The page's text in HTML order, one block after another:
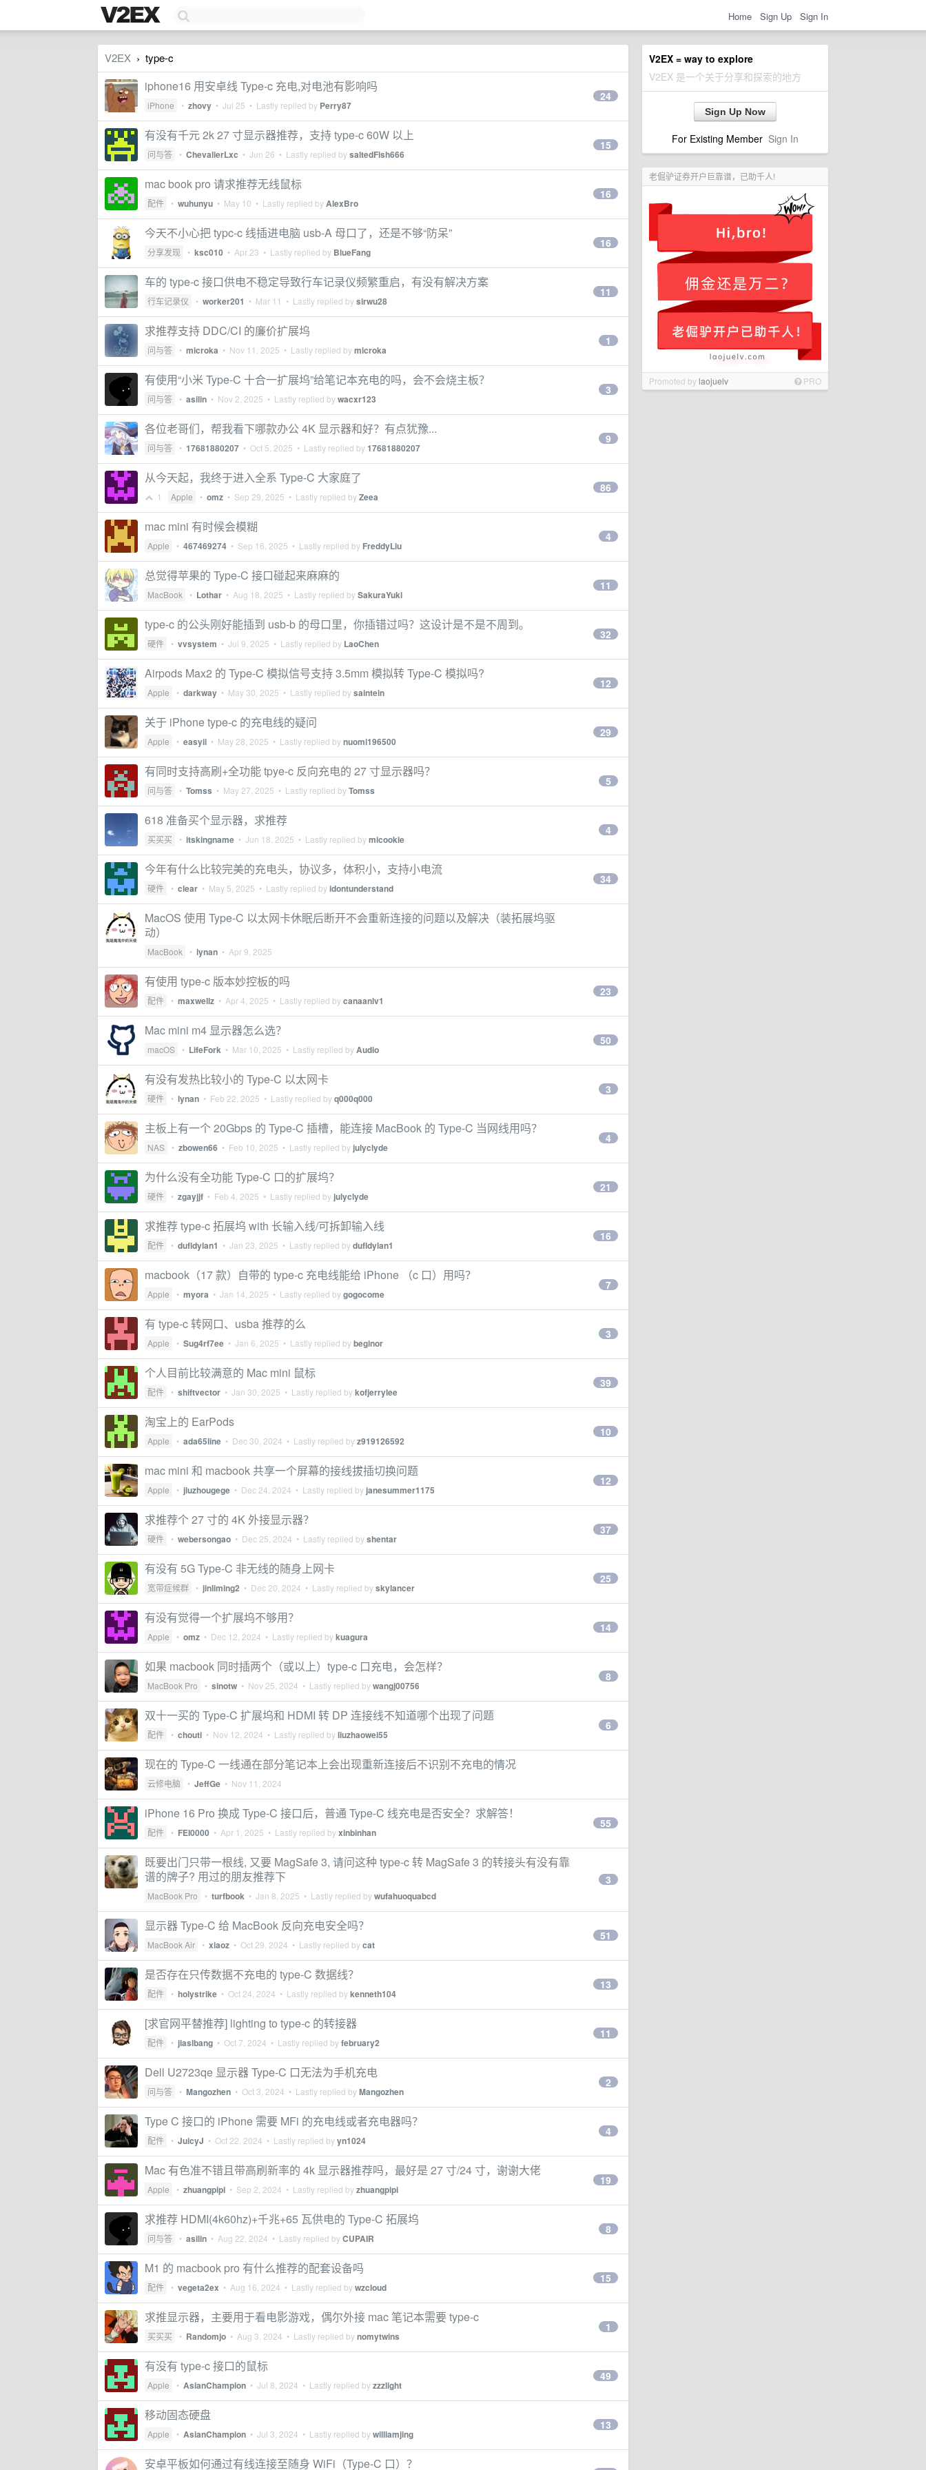
Home Sign Up Sign In
V2EX = way to explore
V2EX 是一个关于分享和探索的地方
Sign Up Now
For Existing Member Sign In
老倔驴证券开户巨靠谱，已助千人!
Promoted bylaojuelv PRO
V2EX › type-c
iphone16 用安卓线 Type-c 充电,对电池有影响吗
iPhone • zhovy • Jul 25 • Lastly replied by Perry87
24
有没有千元 2k 27 寸显示器推荐，支持 type-c 60W 以上
问与答 • ChevalierLxc • Jun 26 • Lastly replied bysaltedFish666
15
mac book pro 请求推荐无线鼠标
配件 • wuhunyu • May 10 • Lastly replied byAlexBro
16
今天不小心把 typc-c 线插进电脑 usb-A 母口了，还是不够“防呆”
分享发现 • ksc010 • Apr 23 • Lastly replied by BlueFang
16
车的 type-c 接口供电不稳定导致行车记录仪频繁重启，有没有解决方案
行车记录仪 • worker201 • Mar 11 • Lastly replied bysirwu28
11
求推荐支持 DDC/CI 的廉价扩展坞
问与答 • microka • Nov 11, 2025 • Lastly replied bymicroka
1
有使用“小米 Type-C 十合一扩展坞”给笔记本充电的吗，会不会烧主板？
问与答 • asilin • Nov 2, 2025 • Lastly replied bywacxr123
3
各位老哥们，帮我看下哪款办公 4K 显示器和好？有点犹豫...
问与答 • 17681880207 • Oct 5, 2025 • Lastly replied by17681880207
9
从今天起，我终于进入全系 Type-C 大家庭了
1 Apple • omz • Sep 29, 2025 • Lastly replied byZeea
86
mac mini 有时候会模糊
Apple • 467469274 • Sep 16, 2025 • Lastly replied by FreddyLiu
4
总觉得苹果的 Type-C 接口碰起来麻麻的
MacBook • Lothar • Aug 18, 2025 • Lastly replied bySakuraYuki
11
type-c 的公头刚好能插到 usb-b 的母口里，你插错过吗？这设计是不是不周到。
硬件 • vvsystem • Jul 9, 2025 • Lastly replied by LaoChen
32
Airpods Max2 的 Type-C 模拟信号支持 3.5mm 模拟转 Type-C 模拟吗?
Apple • darkway • May 30, 2025 • Lastly replied bysaintein
12
关于 iPhone type-c 的充电线的疑问
Apple • easyii • May 28, 2025 • Lastly replied bynuomi196500
29
有同时支持高刷+全功能 tpye-c 反向充电的 27 寸显示器吗？
问与答 • Tomss • May 27, 2025 • Lastly replied byTomss
5
618 准备买个显示器，求推荐
买买买 • itskingname • Jun 18, 2025 • Lastly replied bymicookie
4
今年有什么比较完美的充电头，协议多，体积小，支持小电流
硬件 • clear • May 5, 2025 • Lastly replied byidontunderstand
34
MacOS 使用 Type-C 以太网卡休眠后断开不会重新连接的问题以及解决（装拓展坞驱
动）
MacBook • lynan • Apr 9, 2025
有使用 type-c 版本妙控板的吗
配件 • maxwellz • Apr 4, 2025 • Lastly replied bycanaanlv1
23
Mac mini m4 显示器怎么选？
macOS • LifeFork • Mar 10, 2025 • Lastly replied byAudio
50
有没有发热比较小的 Type-C 以太网卡
硬件 • lynan • Feb 22, 2025 • Lastly replied byq000q000
3
主板上有一个 20Gbps 的 Type-C 插槽，能连接 MacBook 的 Type-C 当网线用吗？
NAS • zbowen66 • Feb 10, 2025 • Lastly replied by julyclyde
4
为什么没有全功能 Type-C 口的扩展坞？
硬件 • zgayjjf • Feb 4, 2025 • Lastly replied by julyclyde
21
求推荐 type-c 拓展坞 with 长输入线/可拆卸输入线
配件 • dufldylan1 • Jan 23, 2025 • Lastly replied bydufldylan1
16
macbook（17 款）自带的 type-c 充电线能给 iPhone （c 口）用吗？
Apple • myora • Jan 14, 2025 • Lastly replied bygogocome
7
有 type-c 转网口、usba 推荐的么
Apple • Sug4rf7ee • Jan 6, 2025 • Lastly replied bybeginor
3
个人目前比较满意的 Mac mini 鼠标
配件 • shiftvector • Jan 30, 2025 • Lastly replied bykofjerrylee
39
淘宝上的 EarPods
Apple • ada65line • Dec 30, 2024 • Lastly replied byz919126592
10
mac mini 和 macbook 共享一个屏幕的接线拔插切换问题
Apple • jiuzhougege • Dec 24, 2024 • Lastly replied by janesummer1175
12
求推荐个 27 寸的 4K 外接显示器？
硬件 • webersongao • Dec 25, 2024 • Lastly replied byshentar
37
有没有 5G Type-C 非无线的随身上网卡
宽带症候群 • jinliming2 • Dec 20, 2024 • Lastly replied byskylancer
25
有没有觉得一个扩展坞不够用？
Apple • omz • Dec 12, 2024 • Lastly replied bykuagura
14
如果 macbook 同时插两个（或以上）type-c 口充电，会怎样？
MacBook Pro • sinotw • Nov 25, 2024 • Lastly replied bywangj00756
8
双十一买的 Type-C 扩展坞和 HDMI 转 DP 连接线不知道哪个出现了问题
配件 • chouti • Nov 12, 2024 • Lastly replied byliuzhaowei55
6
现在的 Type-C 一线通在部分笔记本上会出现重新连接后不识别不充电的情况
云修电脑 • JeffGe • Nov 11, 2024
iPhone 16 Pro 换成 Type-C 接口后，普通 Type-C 线充电是否安全？求解答！
配件 • FEI0000 • Apr 1, 2025 • Lastly replied byxinbinhan
55
既要出门只带一根线, 又要 MagSafe 3, 请问这种 type-c 转 MagSafe 3 的转接头有没有靠
谱的牌子? 用过的朋友推荐下
MacBook Pro • turfbook • Jan 8, 2025 • Lastly replied bywufahuoquabcd
3
显示器 Type-C 给 MacBook 反向充电安全吗？
MacBook Air • xiaoz • Oct 29, 2024 • Lastly replied bycat
51
是否存在只传数据不充电的 type-C 数据线？
配件 • holystrike • Oct 24, 2024 • Lastly replied bykenneth104
13
[求官网平替推荐] lighting to type-c 的转接器
配件 • jiaslbang • Oct 7, 2024 • Lastly replied byfebruary2
11
Dell U2723qe 显示器 Type-C 口无法为手机充电
问与答 • Mangozhen • Oct 3, 2024 • Lastly replied byMangozhen
2
Type C 接口的 iPhone 需要 MFi 的充电线或者充电器吗？
配件 • JuicyJ • Oct 22, 2024 • Lastly replied byyn1024
4
Mac 有色准不错且带高刷新率的 4k 显示器推荐吗，最好是 27 寸/24 寸，谢谢大佬
Apple • zhuangpipi • Sep 2, 2024 • Lastly replied byzhuangpipi
19
求推荐 HDMI(4k60hz)+千兆+65 瓦供电的 Type-C 拓展坞
问与答 • asilin • Aug 22, 2024 • Lastly replied byCUPAIR
8
M1 的 macbook pro 有什么推荐的配套设备吗
配件 • vegeta2ex • Aug 16, 2024 • Lastly replied bywzcloud
15
求推显示器，主要用于看电影游戏，偶尔外接 mac 笔记本需要 type-c
买买买 • Randomjo • Aug 3, 2024 • Lastly replied bynomytwins
1
有没有 type-c 接口的鼠标
Apple • AsianChampion • Jul 8, 2024 • Lastly replied byzzzlight
49
移动固态硬盘
Apple • AsianChampion • Jul 3, 2024 • Lastly replied bywilliamjing
13
安卓平板如何通过有线连接至随身 WiFi（Type-C 口）？